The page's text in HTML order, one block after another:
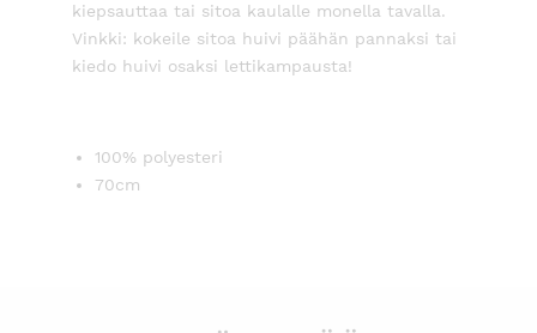
kiepsauttaa tai sitoa kaulalle monella tavalla.
Vinkki: kokeile sitoa huivi päähän pannaksi tai
kiedo huivi osaksi lettikampausta!
100% polyesteri
70cm